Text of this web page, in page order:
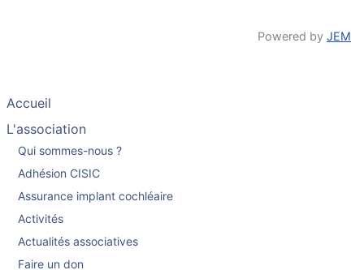
Powered by JEM
Accueil
L'association
Qui sommes-nous ?
Adhésion CISIC
Assurance implant cochléaire
Activités
Actualités associatives
Faire un don